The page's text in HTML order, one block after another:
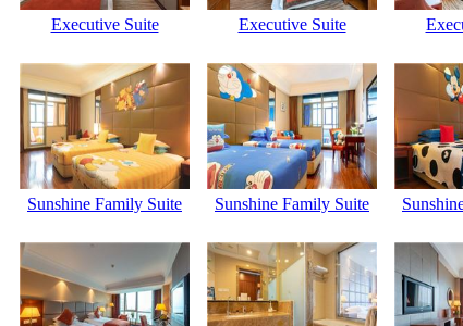
Executive Suite Executive Suite
Sunshine Family Suite Sunshine Family Suite